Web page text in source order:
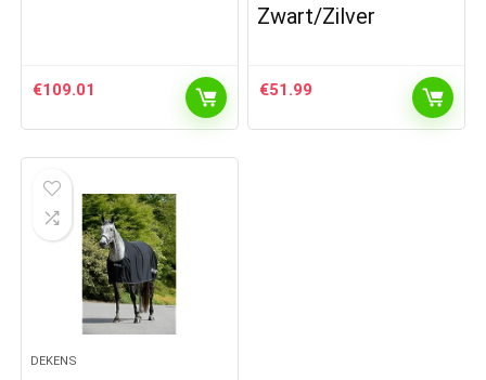
€109.01
Zwart/Zilver
€51.99
DEKENS